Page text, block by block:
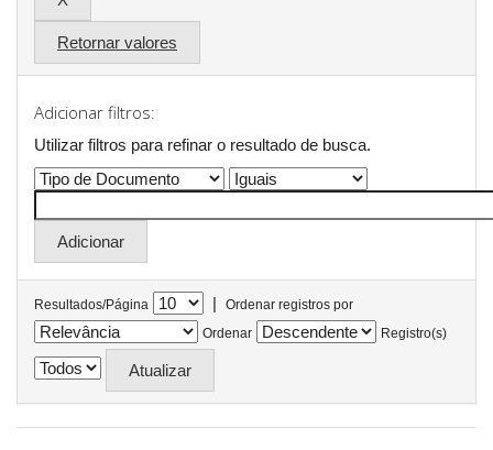
Retornar valores
Adicionar filtros:
Utilizar filtros para refinar o resultado de busca.
Resultados/Página |
Ordenar registros por
Ordenar
Registro(s)